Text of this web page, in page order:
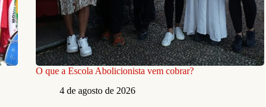
O que a Escola Abolicionista vem cobrar?
4 de agosto de 2026